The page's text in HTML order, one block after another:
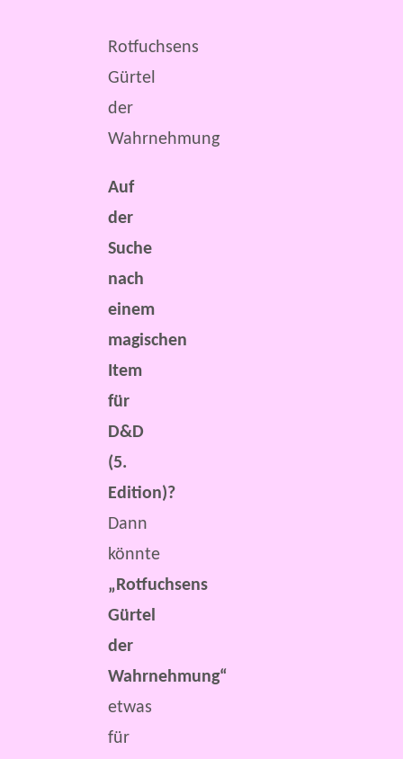
Rotfuchsens
Gürtel
der
Wahrnehmung
Auf
der
Suche
nach
einem
magischen
Item
für
D&D
(5.
Edition)?
Dann
könnte
„Rotfuchsens
Gürtel
der
Wahrnehmung“
etwas
für